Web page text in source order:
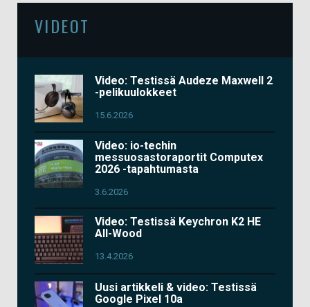
VIDEOT
Video: Testissä Audeze Maxwell 2
-pelikuulokkeet
15.6.2026
Video: io-techin
messuosastoraportit Computex
2026 -tapahtumasta
3.6.2026
Video: Testissä Keychron K2 HE
All-Wood
13.4.2026
Uusi artikkeli & video: Testissä
Google Pixel 10a